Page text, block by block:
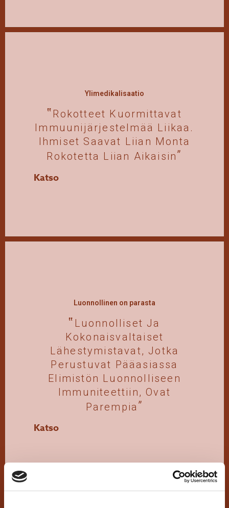
Ylimedikalisaatio
Rokotteet Kuormittavat
Immuunijärjestelmää Liikaa.
Ihmiset Saavat Liian Monta
Rokotetta Liian Aikaisin
Katso
Luonnollinen on parasta
Luonnolliset Ja
Kokonaisvaltaiset
Lähestymistavat, Jotka
Perustuvat Pääasiassa
Elimistön Luonnolliseen
Immuniteettiin, Ovat
Parempia
Katso